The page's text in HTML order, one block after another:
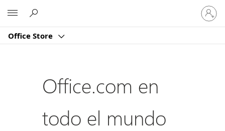
Office Store
Iniciar
sesión
en
cuenta
Office.com en
todo el mundo